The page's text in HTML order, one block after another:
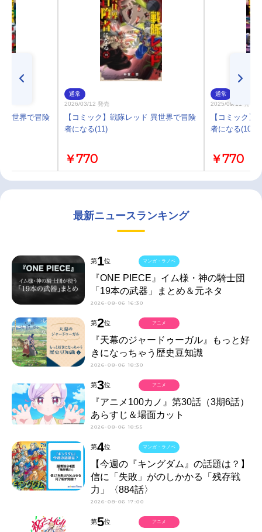
異世界で冒険
通常
2026/03/12 発売
【コミック】戦隊レッド 異世界で冒険
者になる(11)
￥770
通常
2025/09/11 発売
【コミック】
者になる(10)
￥770
最新ニュースランキング
第1位
『ONE PIECE』イム様・神の騎士団
「19本の武器」まとめ＆元ネタ
2026-08-06 16:30
マンガ・ラノベ
第2位
『天幕のジャードゥーガル』もっと好
きになっちゃう歴史豆知識
2026-08-06 18:30
アニメ
第3位
『アニメ100カノ』第30話（3期6話）
あらすじ＆場面カット
2026-08-06 18:55
アニメ
第4位
【今週の『キングダム』の話題は？】
信に「失敗」がのしかかる「残存戦
力」〈884話〉
2026-08-06 17:00
マンガ・ラノベ
第5位 アニメ